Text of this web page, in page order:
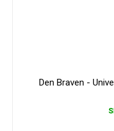
Den Braven -